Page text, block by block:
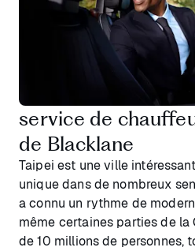
service de
de Blacklane
Taipei est une ville
unique dans de nombreux
a connu un rythme de
même certaines parties de la
de 10 millions de personnes,